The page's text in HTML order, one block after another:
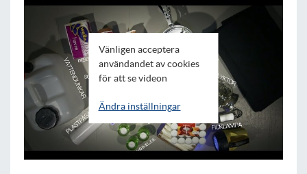
Vänligen acceptera
användandet av cookies
för att se videon
Ändra inställningar